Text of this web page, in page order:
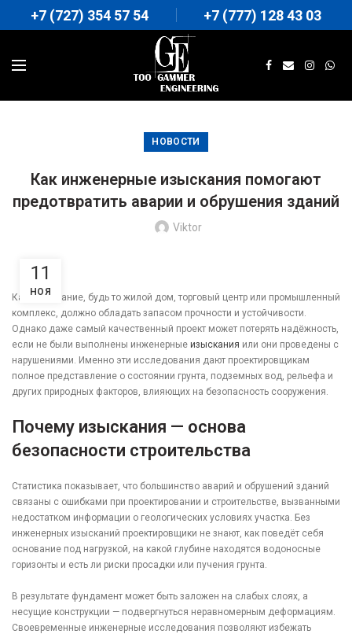
+7 (727) 354 57 54 +7 (777) 128 43 03
НОВОСТИ
Как инженерные изыскания помогают
предотвратить аварии и обрушения зданий
Viktor
11
НОЯ
Каждое здание, будь то жилой дом, торговый центр или промышленный
комплекс, должно обладать запасом прочности и устойчивости.
Однако даже самый качественный проект может потерять надёжность,
если не были выполнены инженерные изыскания или они проведены с
нарушениями. Именно эти исследования дают проектировщикам
полное представление о состоянии грунта, подземных вод, рельефа и
других природных факторов, влияющих на безопасность сооружения.
Почему изыскания — основа
безопасности строительства
Статистика показывает, что большинство аварий и обрушений зданий
связаны с ошибками при проектировании и строительстве, вызванными
недостатком информации о геологических условиях участка. Без
инженерных изысканий проектировщики не знают, как поведёт себя
основание под нагрузкой, на какой глубине находятся водоносные
горизонты и есть ли риски просадки или пучения грунта.
В результате фундамент может быть заложен на слабых слоях, а
несущие конструкции — подвергнуться неравномерным деформациям.
Своевременные инженерные исследования позволяют избежать